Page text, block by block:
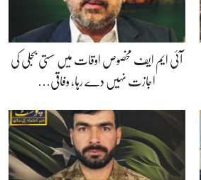
آئی ایم ایف مخصوص اوقات میں سستی بجلی کی
اجازت نہیں دے رہا، وفاقی…